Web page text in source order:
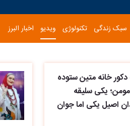
سبک زندگی تکنولوژی ویدیو اخبار البرز
خانه متین ستوده
یکی سلیقه
اصیل یکی اما جوان